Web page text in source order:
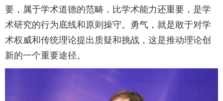
要，属于学术道德的范畴，比学术能力还重要，是学
术研究的行为底线和原则操守。勇气，就是敢于对学
术权威和传统理论提出质疑和挑战，这是推动理论创
新的一个重要途径。